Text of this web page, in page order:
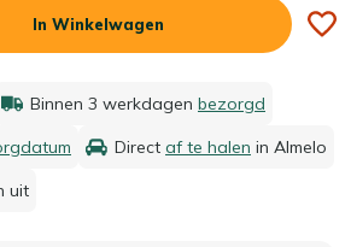
In Winkelwagen
Binnen 3 werkdagen bezorgd
Direct af te halen in Almelo
uit